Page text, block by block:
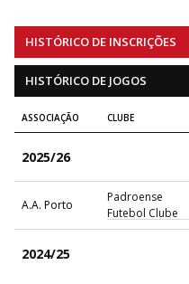
HISTÓRICO DE INSCRIÇÕES
HISTÓRICO DE JOGOS
ASSOCIAÇÃO CLUBE
2025/26
A.A. Porto
Padroense
Futebol Clube
2024/25